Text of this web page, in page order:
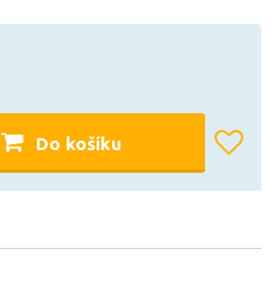
Do košíku